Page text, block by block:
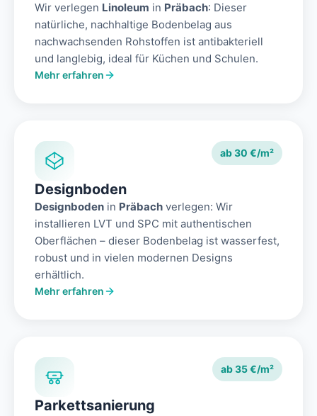
Wir verlegen Linoleum in Präbach: Dieser
natürliche, nachhaltige Bodenbelag aus
nachwachsenden Rohstoffen ist antibakteriell
und langlebig, ideal für Küchen und Schulen.
Mehr erfahren
ab 30 €/m²
Designboden
Designboden in Präbach verlegen: Wir
installieren LVT und SPC mit authentischen
Oberflächen – dieser Bodenbelag ist wasserfest,
robust und in vielen modernen Designs
erhältlich.
Mehr erfahren
ab 35 €/m²
Parkettsanierung